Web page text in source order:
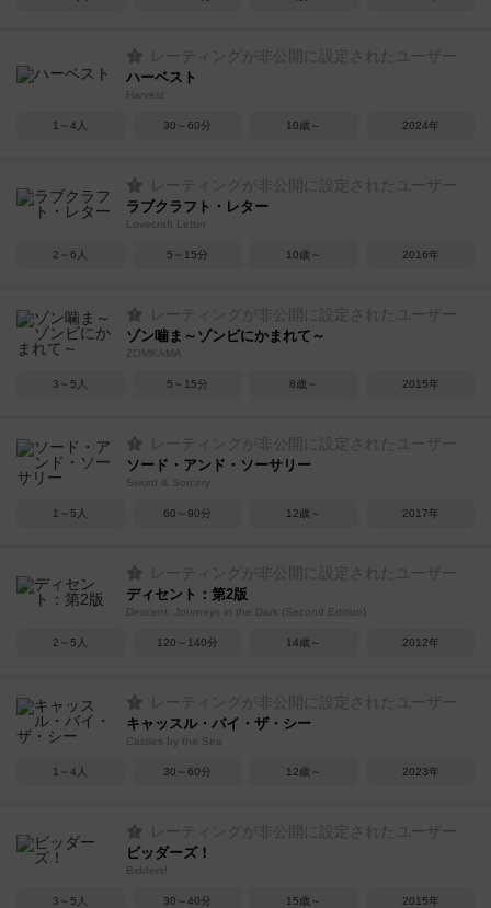
レーティングが非公開に設定されたユーザー
ハーベスト
Harvest
1～4人 30～60分 10歳～ 2024年
レーティングが非公開に設定されたユーザー
ラブクラフト・レター
Lovecraft Letter
2～6人 5～15分 10歳～ 2016年
レーティングが非公開に設定されたユーザー
ゾン噛ま～ゾンビにかまれて～
ZOMKAMA
3～5人 5～15分 8歳～ 2015年
レーティングが非公開に設定されたユーザー
ソード・アンド・ソーサリー
Sword & Sorcery
1～5人 60～90分 12歳～ 2017年
レーティングが非公開に設定されたユーザー
ディセント：第2版
Descent: Journeys in the Dark (Second Edition)
2～5人 120～140分 14歳～ 2012年
レーティングが非公開に設定されたユーザー
キャッスル・バイ・ザ・シー
Castles by the Sea
1～4人 30～60分 12歳～ 2023年
レーティングが非公開に設定されたユーザー
ビッダーズ！
Bidders!
3～5人 30～40分 15歳～ 2015年